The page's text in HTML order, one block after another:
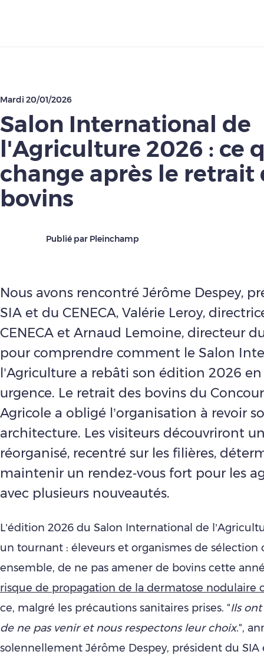
Mardi 20/01/2026
Salon International de
l'Agriculture 2026 : ce
change après le retrait
bovins
Publié par Pleinchamp
Nous avons rencontré Jérôme Despey,
SIA et du CENECA, Valérie Leroy,
CENECA et Arnaud Lemoine, directeur
pour comprendre comment le Salon
l’Agriculture a rebâti son édition 2026
urgence. Le retrait des bovins du
Agricole a obligé l’organisation à revoir
architecture. Les visiteurs découvriront
réorganisé, recentré sur les filières,
maintenir un rendez‑vous fort pour les
avec plusieurs nouveautés.
L’édition 2026 du Salon International de
un tournant : éleveurs et organismes de sélection
ensemble, de ne pas amener de bovins cette
risque de propagation de la dermatose nodulaire
ce, malgré les précautions sanitaires prises. "Ils
de ne pas venir et nous respectons leur choix.",
solennellement Jérôme Despey, président du SIA